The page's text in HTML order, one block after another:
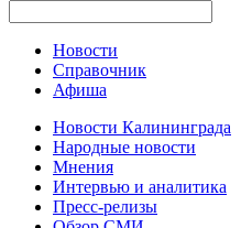
Новости
Справочник
Афиша
Новости Калининграда
Народные новости
Мнения
Интервью и аналитика
Пресс-релизы